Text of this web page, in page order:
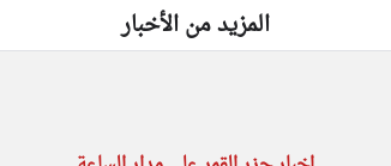
المزيد من الأخبار